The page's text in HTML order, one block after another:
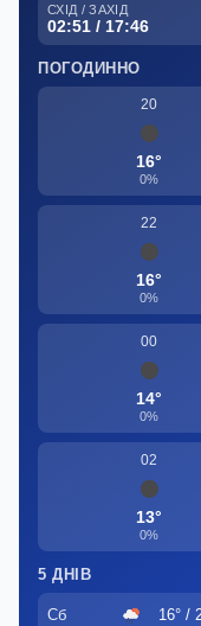
СХІД / ЗАХІД
02:51 / 17:46
ПОГОДИННО
20
16°
0%
22
16°
0%
00
14°
0%
02
13°
0%
5 ДНІВ
Сб 16° /